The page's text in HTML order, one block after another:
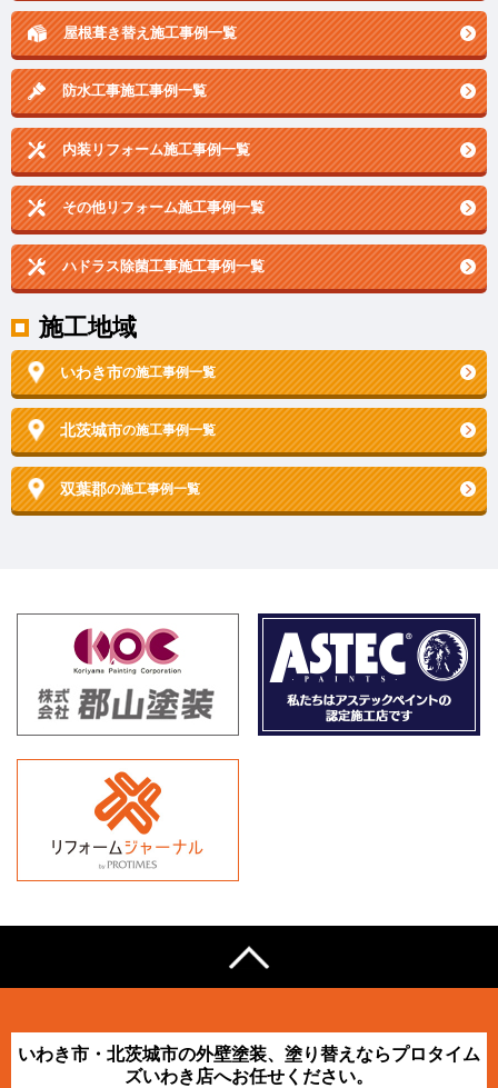
屋根葺き替え施工事例一覧
防水工事施工事例一覧
内装リフォーム施工事例一覧
その他リフォーム施工事例一覧
ハドラス除菌工事施工事例一覧
施工地域
いわき市の施工事例一覧
北茨城市の施工事例一覧
双葉郡の施工事例一覧
いわき市・北茨城市の外壁塗装、塗り替えならプロタイム
ズいわき店へお任せください。